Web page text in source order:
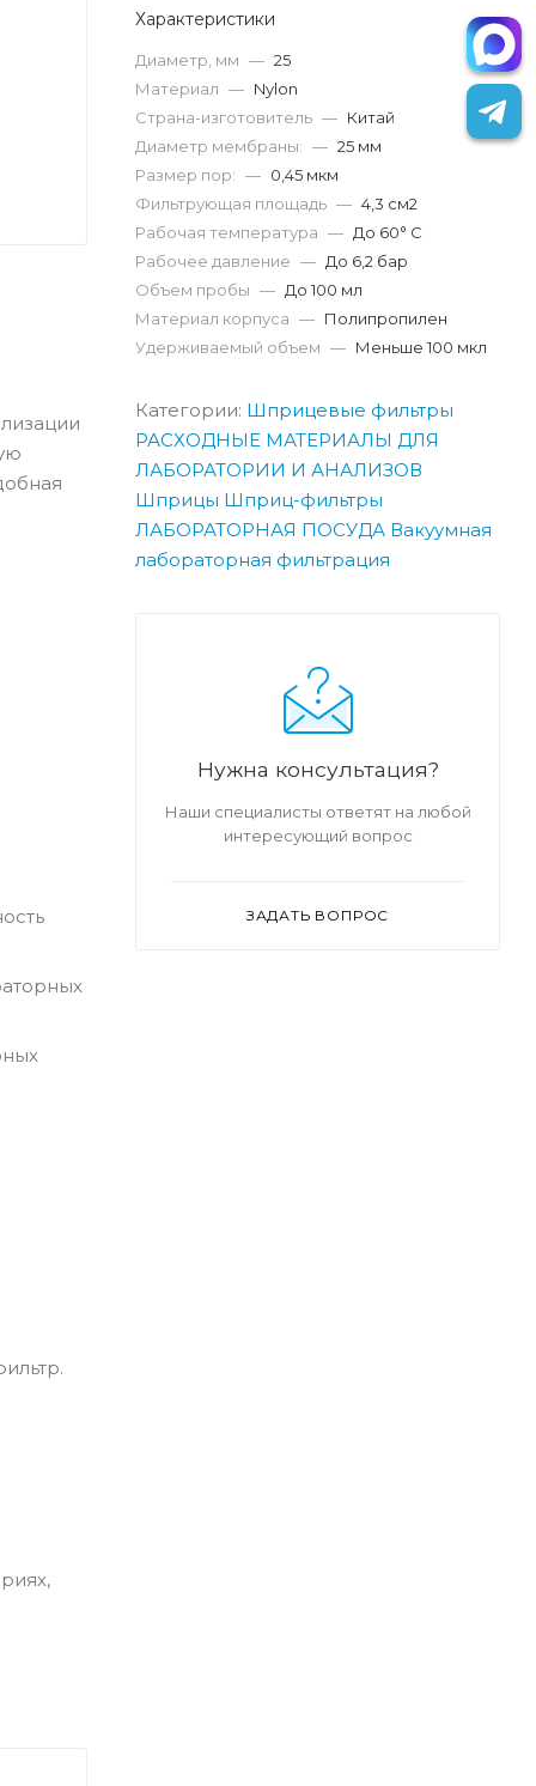
Характеристики
Диаметр, мм — 25
Материал — Nylon
Страна-изготовитель — Китай
Диаметр мембраны: — 25 мм
Размер пор: — 0,45 мкм
Фильтрующая площадь — 4,3 см2
Рабочая температура — До 60° С
Рабочее давление — До 6,2 бар
Объем пробы — До 100 мл
Материал корпуса — Полипропилен
Удерживаемый объем — Меньше 100 мкл
Категории: Шприцевые фильтры
РАСХОДНЫЕ МАТЕРИАЛЫ ДЛЯ
ЛАБОРАТОРИИ И АНАЛИЗОВ
Шприцы Шприц-фильтры
ЛАБОРАТОРНАЯ ПОСУДА Вакуумная
лабораторная фильтрация
Нужна консультация?
Наши специалисты ответят на любой
интересующий вопрос
ЗАДАТЬ ВОПРОС